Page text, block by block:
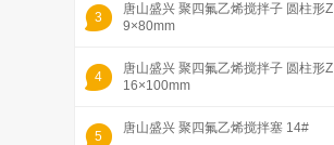
3
唐山盛兴 聚四氟乙烯搅拌子 圆柱形Z
9×80mm
4
唐山盛兴 聚四氟乙烯搅拌子 圆柱形Z
16×100mm
5
唐山盛兴 聚四氟乙烯搅拌塞 14#